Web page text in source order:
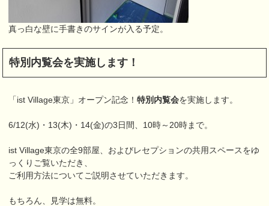
真っ白な壁に手書きのサインが入る予定。
特別内覧会を実施します！
「ist Village東京」オープン記念！特別内覧会を実施します。
6/12(水)・13(木)・14(金)の3日間、10時～20時まで。
ist Village東京の全9部屋、およびレセプションの共用スペースをゆ
っくりご覧いただき、
ご利用方法についてご説明させていただきます。
もちろん、見学は無料。